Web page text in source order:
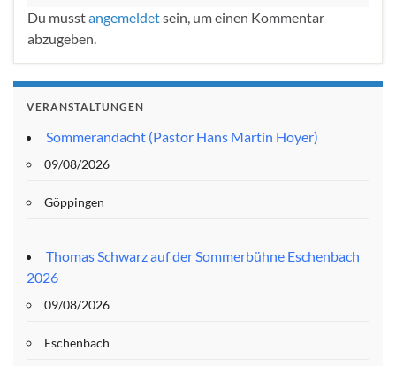
Du musstangemeldetsein, um einen Kommentar
abzugeben.
VERANSTALTUNGEN
Sommerandacht (Pastor Hans Martin Hoyer)
09/08/2026
Göppingen
Thomas Schwarz auf der Sommerbühne Eschenbach
2026
09/08/2026
Eschenbach